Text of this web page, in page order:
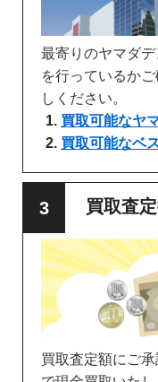
最寄りのヤマダ
を行っているか
しください。
買取可能なヤ
買取可能なベ
買取査
買取査定額にご